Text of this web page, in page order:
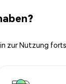
zur Nutzung